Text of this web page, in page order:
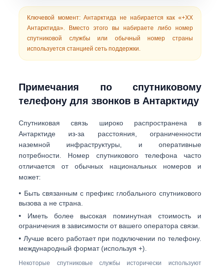
Ключевой момент:Антарктида не набирается как «+XX
Антарктида». Вместо этого вы набираете либо номер
спутниковой службы или обычный номер страны
используется станцией сеть поддержки.
Примечания по спутниковому
телефону для звонков в Антарктиду
Спутниковая связь широко распространена в
Антарктиде из-за расстояния, ограниченности
наземной инфраструктуры, и оперативные
потребности. Номер спутникового телефона часто
отличается от обычных национальных номеров и
может:
• Быть связанным с префикс глобального спутникового
вызова а не страна.
• Иметьболее высокая поминутная стоимостьи
ограничения в зависимости от вашего оператора связи.
• Лучше всего работает при подключении по телефону.
международный формат(используя +).
Некоторые спутниковые службы исторически используют